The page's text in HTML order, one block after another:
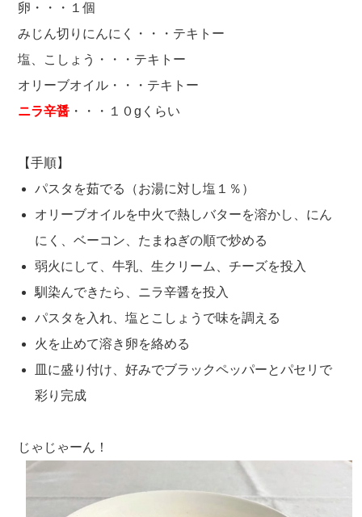
卵・・・１個
みじん切りにんにく・・・テキトー
塩、こしょう・・・テキトー
オリーブオイル・・・テキトー
ニラ辛醤 ・・・１０gくらい
【手順】
パスタを茹でる（お湯に対し塩１％）
オリーブオイルを中火で熱しバターを溶かし、にん
にく、ベーコン、たまねぎの順で炒める
弱火にして、牛乳、生クリーム、チーズを投入
馴染んできたら、ニラ辛醤を投入
パスタを入れ、塩とこしょうで味を調える
火を止めて溶き卵を絡める
皿に盛り付け、好みでブラックペッパーとパセリで
彩り完成
じゃじゃーん！